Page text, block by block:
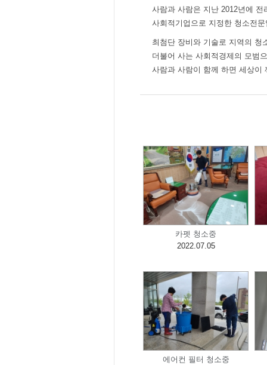
사람과 사람은 지난 2012년에 전
사회적기업으로 지정한 청소전
최첨단 장비와 기술로 지역의 청
더불어 사는 사회적경제의 모범
사람과 사람이 함께 하면 세상이
카펫 청소중
2022.07.05
에어컨 필터 청소중